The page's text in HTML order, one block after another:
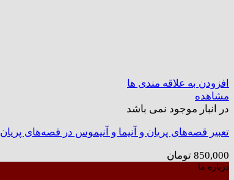
افزودن به علاقه مندی ها
مشاهده
در انبار موجود نمی باشد
تعبیر قصه‌های پریان و آنیما و آنیموس در قصه‌های پریان
850,000 تومان
درباره ما